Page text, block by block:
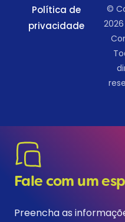
Política de
privacidade
©
Fale com um
Preencha as